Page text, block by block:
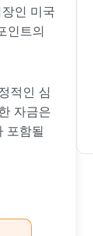
인 미국
인트의
적인 심
자금은
포함될